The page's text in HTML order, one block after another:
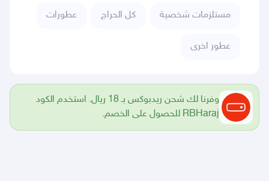
مستلزمات شخصية كل الحراج عطورات
عطور اخرى
وفرنا لك شحن ريدبوكس بـ 18 ريال. استخدم الكود
RBHaraj للحصول على الخصم.